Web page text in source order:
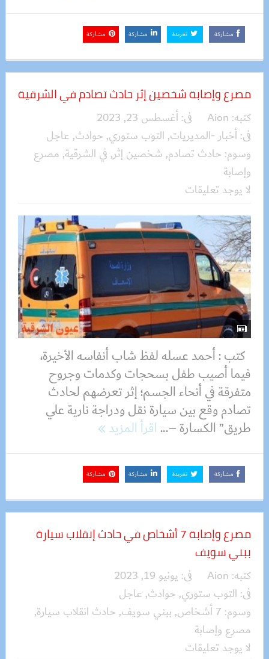
مشاركة تغريدة مشاركة مشاركة
مصرع وإصابة شخصين إثر حادث تصادم في الشرقية
كتبه: Aion فى:أغسطس 23, 2023
فى:أخبار -المديريات, التوب ستوري, حوادث, عاجل
وسوم: حادث تصادم, شخصين إثر, في الشرقية, مصرع
وإصابة
لا يوجد تعليقات
كتب : أحمد عسله لفظ شاب أنفاسه الأخيرة،
فيما أصيب طفل بسحجات وكدمات وجروح
متفرقة في أنحاء الجسم؛ إثر تعرضهم لحادث
تصادم وقع بين سيارة نقل ودراجة نارية علي
طريق” الكسارة –...اقرأ المزيد
مشاركة تغريدة مشاركة مشاركة
مصرع وإصابة 7 أشخاص في حادث إنقلاب سيارة
ببني سويف
كتبه: Aion فى: يونيو 19, 2023
فى: التوب ستوري, حوادث, عاجل
وسوم: 7 أشخاص , ببني سويف, حادث انقلاب سيارة,
مصرع وإصابة
لا يوجد تعليقات